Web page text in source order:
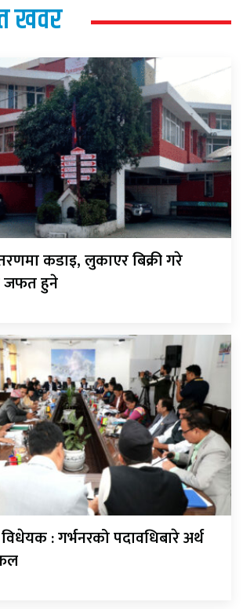
खवर
कडाइ, लुकाएर बिक्री गरे
जफत हुने
विधेयक : गर्भनरको पदावधिबारे अर्थ